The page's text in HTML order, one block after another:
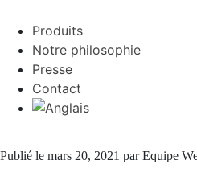
Produits
Notre philosophie
Presse
Contact
Publié le mars 20, 2021 par Equipe